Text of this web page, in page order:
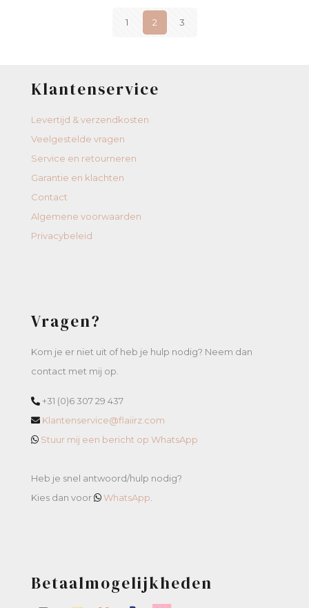
1 2 3
Klantenservice
Levertijd & verzendkosten
Veelgestelde vragen
Service en retourneren
Garantie en klachten
Contact
Algemene voorwaarden
Privacybeleid
Vragen?
Kom je er niet uit of heb je hulp nodig? Neem dan
contact met mij op.
+31 (0)6 307 29 437
Klantenservice@flaiirz.com
Stuur mij een bericht op WhatsApp
Heb je snel antwoord/hulp nodig?
Kies dan voor
WhatsApp
Betaalmogelijkheden